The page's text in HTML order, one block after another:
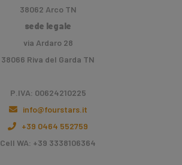
38062 Arco TN
sede legale
via Ardaro 28
38066 Riva del Garda TN
P.IVA: 00624210225
info@fourstars.it
+39 0464 552759
Cell WA: +39 3338106364